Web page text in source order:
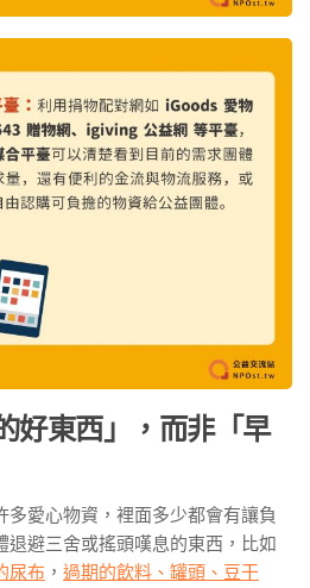
好東西」，而非「早
多愛心物資，裡面多少都會有讓負
退避三舍或搖頭嘆息的東西，比如
尿布 ， 過期的飲料、罐頭、豆干